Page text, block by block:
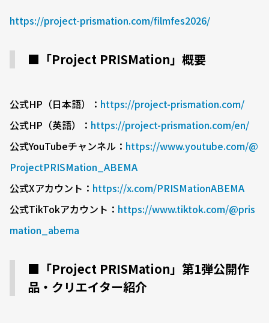
https://project-prismation.com/filmfes2026/
■「Project PRISMation」概要
公式HP（日本語）： https://project-prismation.com/
公式HP（英語）： https://project-prismation.com/en/
公式YouTubeチャンネル： https://www.youtube.com/@
ProjectPRISMation_ABEMA
公式Xアカウント： https://x.com/PRISMationABEMA
公式TikTokアカウント： https://www.tiktok.com/@pris
mation_abema
■「Project PRISMation」第1弾公開作
品・クリエイター紹介